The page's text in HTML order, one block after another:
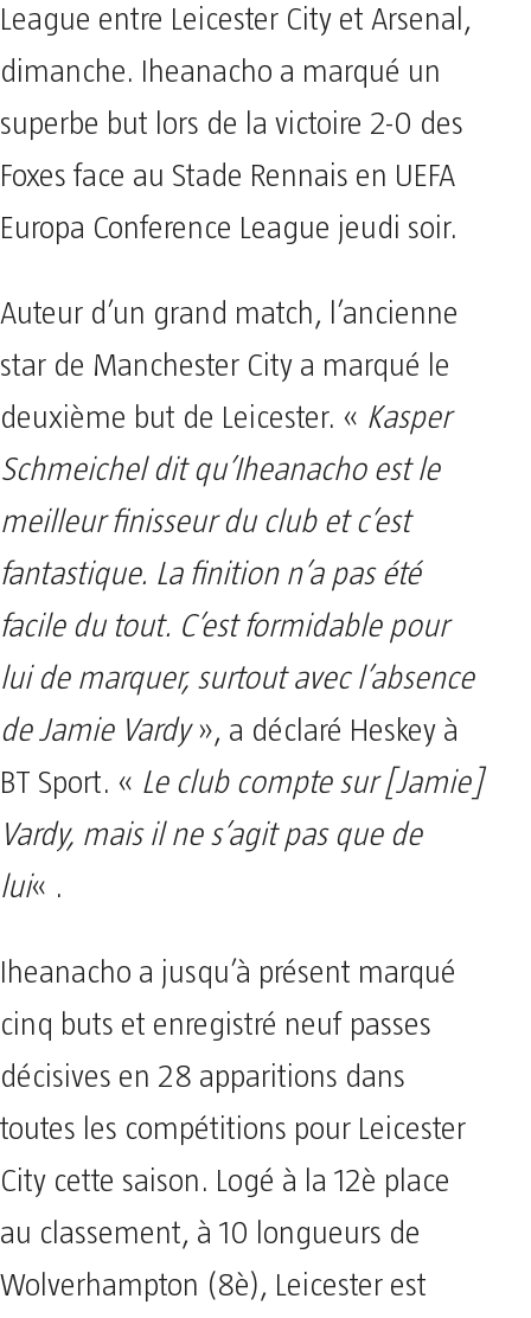
League entre Leicester City et Arsenal,
dimanche. Iheanacho a marqué un
superbe but lors de la victoire 2-0 des
Foxes face au Stade Rennais en UEFA
Europa Conference League jeudi soir.
Auteur d’un grand match, l’ancienne
star de Manchester City a marqué le
deuxième but de Leicester. « Kasper
Schmeichel dit qu’Iheanacho est le
meilleur finisseur du club et c’est
fantastique. La finition n’a pas été
facile du tout. C’est formidable pour
lui de marquer, surtout avec l’absence
de Jamie Vardy», a déclaré Heskey à
BT Sport. « Le club compte sur [Jamie]
Vardy, mais il ne s’agit pas que de
lui« .
Iheanacho a jusqu’à présent marqué
cinq buts et enregistré neuf passes
décisives en 28 apparitions dans
toutes les compétitions pour Leicester
City cette saison. Logé à la 12è place
au classement, à 10 longueurs de
Wolverhampton (8è), Leicester est